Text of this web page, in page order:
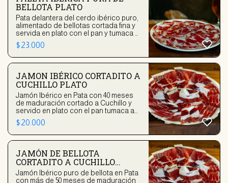
BELLOTA PLATO
Pata delantera del cerdo ibérico puro,
alimentado de bellotas cortada fina y
servida en plato con el pan y tumaca a
parte
$23.000
JAMON IBÉRICO CORTADITO A
CUCHILLO PLATO
Jamón Ibérico en Pata con 40 meses
de maduración cortado a Cuchillo y
servido en plato con el pan tumaca a
parte
$20.000
JAMÓN DE BELLOTA
CORTADITO A CUCHILLO
PLATO
Jamón Ibérico puro de bellota en Pata
con más de 50 meses de maduración